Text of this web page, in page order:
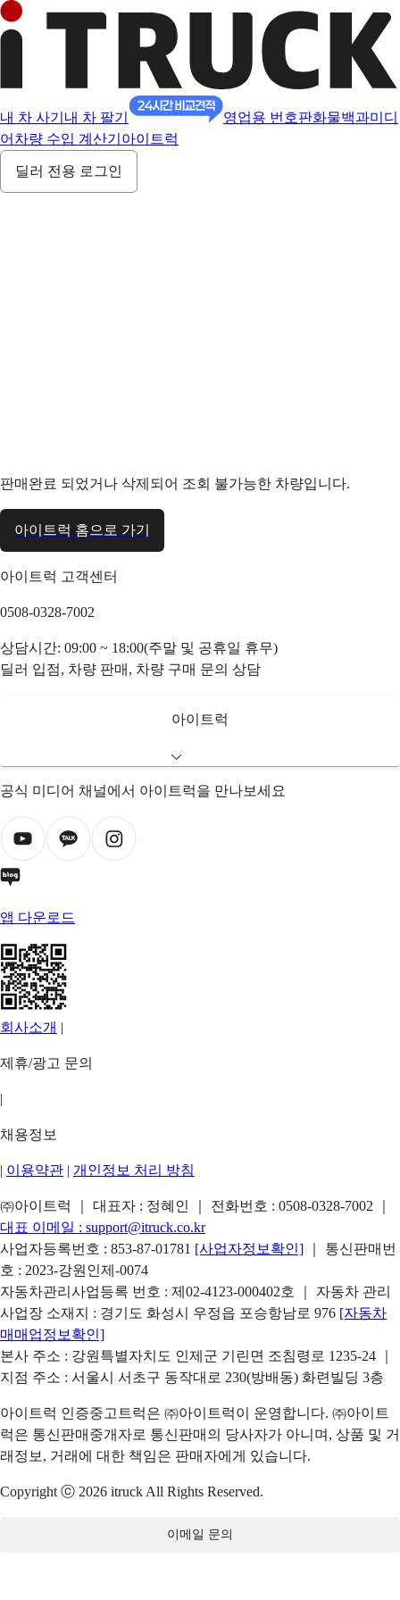
내 차 사기 내 차 팔기 영업용 번호판화물백과미디
어 차량 수입 계산기 아이트럭
딜러 전용 로그인
판매완료 되었거나 삭제되어 조회 불가능한 차량입니다.
아이트럭 홈으로 가기
아이트럭 고객센터
0508-0328-7002
상담시간: 09:00 ~ 18:00(주말 및 공휴일 휴무)
딜러 입점, 차량 판매, 차량 구매 문의 상담
아이트럭
공식 미디어 채널에서 아이트럭을 만나보세요
앱 다운로드
회사소개 |
제휴/광고 문의
|
채용정보
| 이용약관 | 개인정보 처리 방침
㈜아이트럭 ｜ 대표자 : 정혜인 ｜ 전화번호 : 0508-0328-7002
대표 이메일 : support@itruck.co.kr
사업자등록번호 : 853-87-01781 [사업자정보확인]
｜ 통신판매번
호 : 2023-강원인제-0074
자동차관리사업등록 번호 : 제02-4123-000402호 ｜ 자동차 관리
사업장 소재지 : 경기도 화성시 우정읍 포승항남로 976 [자동차
매매업정보확인]
본사 주소 : 강원특별자치도 인제군 기린면 조침령로 1235-24 ｜
지점 주소 : 서울시 서초구 동작대로 230(방배동) 화련빌딩 3층
아이트럭 인증중고트럭은 ㈜아이트럭이 운영합니다. ㈜아이트
럭은 통신판매중개자로 통신판매의 당사자가 아니며, 상품 및 거
래정보, 거래에 대한 책임은 판매자에게 있습니다.
Copyright ⓒ 2026 itruck All Rights Reserved.
이메일 문의